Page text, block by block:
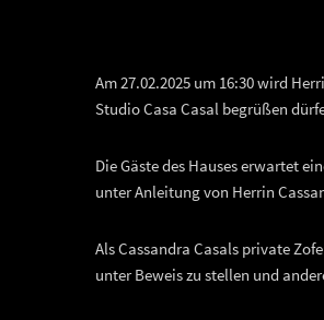
Am 27.02.2025 um 16:30 wird
Studio Casa Casal begrüßen
Die Gäste des Hauses erwartet
unter Anleitung von Herrin
Als Cassandra Casals private
unter Beweis zu stellen und